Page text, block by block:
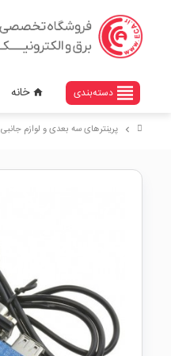
view_headline دسته‌بندی home خانه
chevron_right پرینترهای سه بعدی و لوازم جانبی